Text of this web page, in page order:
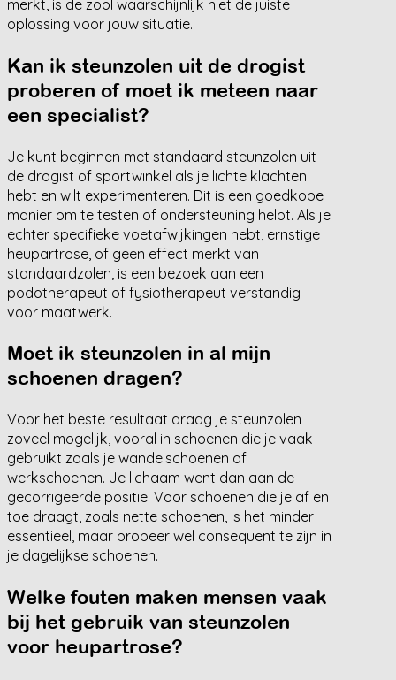
merkt, is de zool waarschijnlijk niet de juiste
oplossing voor jouw situatie.
Kan ik steunzolen uit de drogist
proberen of moet ik meteen naar
een specialist?
Je kunt beginnen met standaard steunzolen uit
de drogist of sportwinkel als je lichte klachten
hebt en wilt experimenteren. Dit is een goedkope
manier om te testen of ondersteuning helpt. Als je
echter specifieke voetafwijkingen hebt, ernstige
heupartrose, of geen effect merkt van
standaardzolen, is een bezoek aan een
podotherapeut of fysiotherapeut verstandig
voor maatwerk.
Moet ik steunzolen in al mijn
schoenen dragen?
Voor het beste resultaat draag je steunzolen
zoveel mogelijk, vooral in schoenen die je vaak
gebruikt zoals je wandelschoenen of
werkschoenen. Je lichaam went dan aan de
gecorrigeerde positie. Voor schoenen die je af en
toe draagt, zoals nette schoenen, is het minder
essentieel, maar probeer wel consequent te zijn in
je dagelijkse schoenen.
Welke fouten maken mensen vaak
bij het gebruik van steunzolen
voor heupartrose?